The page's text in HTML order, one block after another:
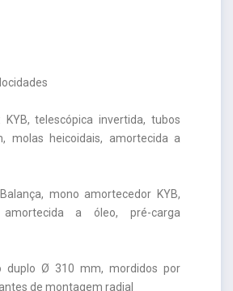
KYB, telescópica invertida, tubos
molas heicoidais, amortecida a
mono amortecedor KYB,
a óleo, pré-carga
duplo Ø 310 mm, mordidos por
de montagem radial